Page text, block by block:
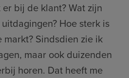
bij de klant? Wat zijn
Hoe sterk is
Sindsdien zie ik
maar ook duizenden
horen. Dat heeft me